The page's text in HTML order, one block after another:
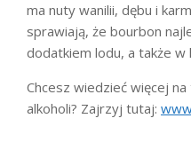
ma nuty wanilii, dębu i
sprawiają, że bourbon
dodatkiem lodu, a także w
Chcesz wiedzieć więcej
alkoholi? Zajrzyj tutaj: